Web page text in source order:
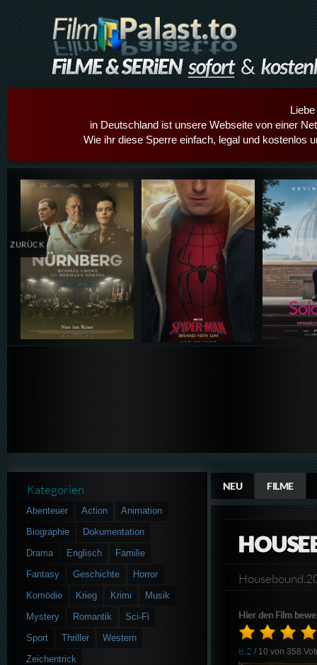
in Deutschland ist unsere Webseite von einer
Wie ihr diese Sperre einfach, legal und kostenlos
Details,Play Details,Play
ZURÜCK
NEU FILME
Hier den Film
8.2 / 10 von358
Kategorien
Abenteuer Action
Animation
Biographie
Dokumentation
Drama
Englisch
Familie
Fantasy
Geschichte
Horror
Komödie
Krieg Krimi
Musik
Mystery
Romantik
Sci-Fi
Sport
Thriller
Western
Zeichentrick